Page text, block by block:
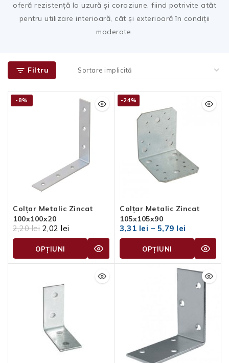
oferă rezistență la uzură și coroziune, fiind potrivite atât
pentru utilizare interioară, cât și exterioară în condiții
moderate.
Filtru
-8%
Colțar Metalic Zincat
100x100x20
2,20lei 2,02 lei
OPȚIUNI
-24%
Colțar Metalic Zincat
105x105x90
3,31 lei – 5,79 lei
OPȚIUNI